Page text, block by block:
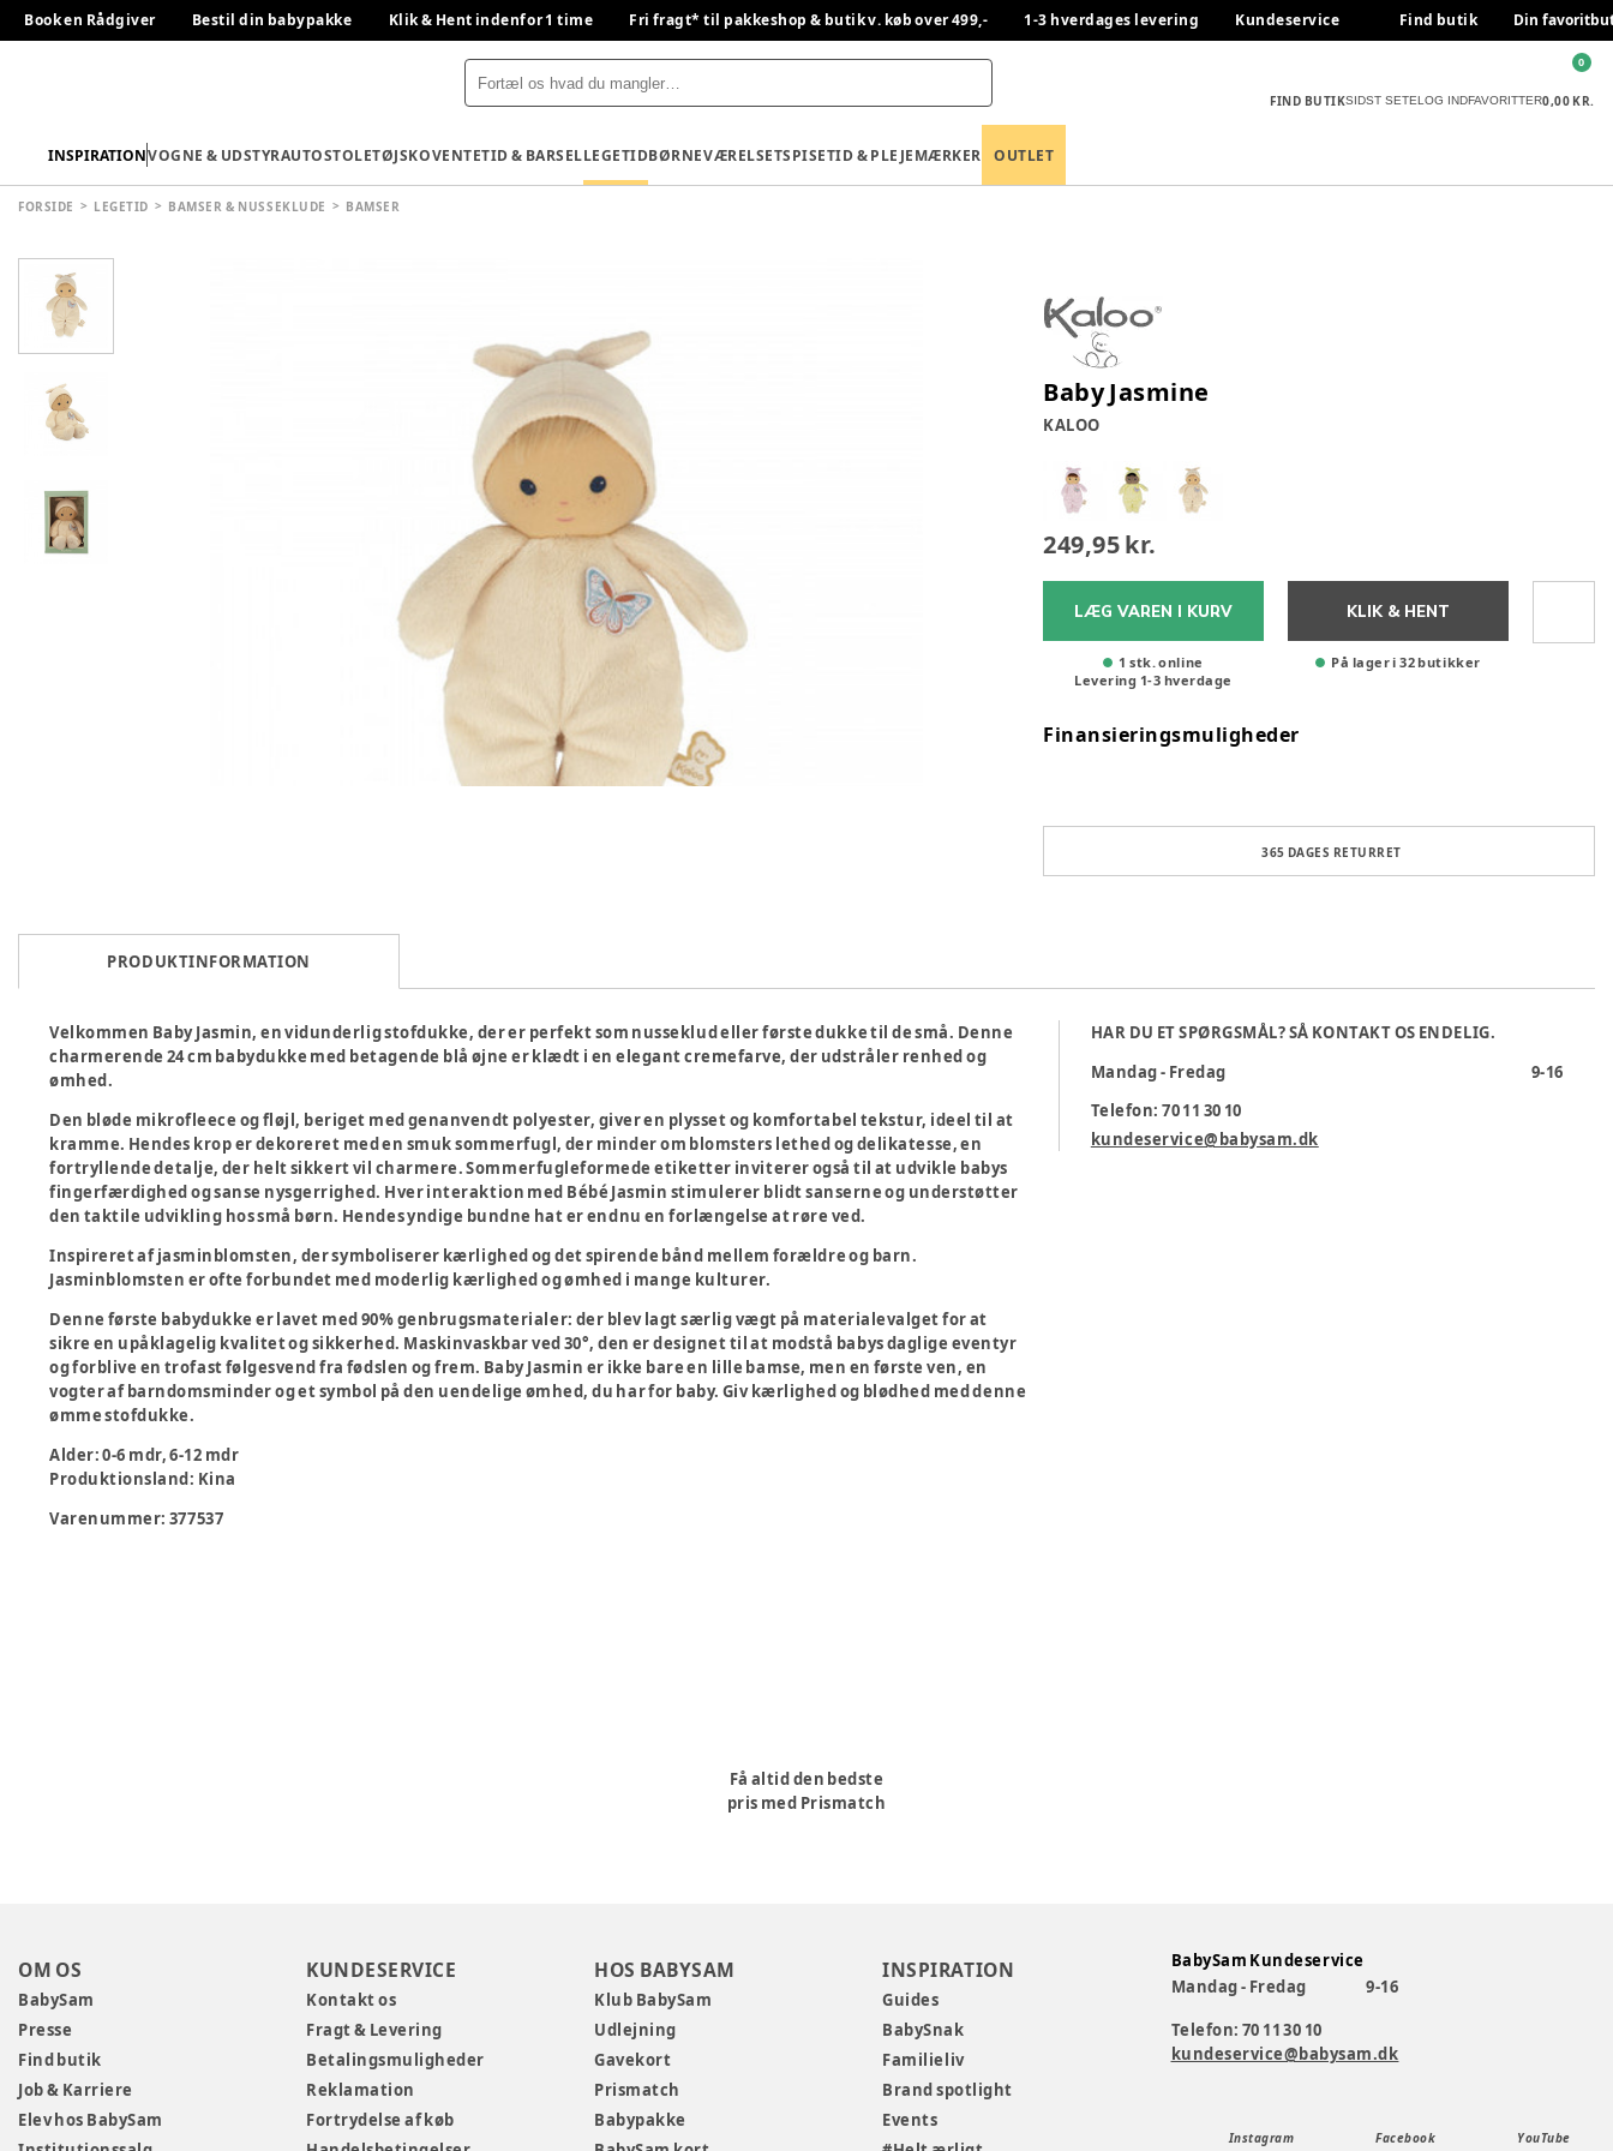
Book en Rådgiver Bestil din babypakke Klik & Hent indenfor 1 time Fri fragt* til pakkeshop & butik v. køb over 499,- 1-3 hverdages levering Kundeservice Find butik Din
FIND BUTIKSIDST SETELOG INDFAVORITTER0,00 KR.
0
INSPIRATIONVOGNE & UDSTYRAUTOSTOLETØJSKOVENTETID & BARSELLEGETIDBØRNEVÆRELSETSPISETID & PLEJEMÆRKER OUTLET
FORSIDE LEGETID BAMSER & NUSSEKLUDE BAMSER
Baby Jasmine
KALOO
249,95 kr.
LÆG VAREN I KURV
1 stk. online
Levering 1-3 hverdage
KLIK & HENT
På lager i 32 butikker
Finansieringsmuligheder
365 DAGES RETURRET
PRODUKTINFORMATION
Velkommen Baby Jasmin, en vidunderlig stofdukke, der er perfekt som nusseklud eller første dukke til de små. Denne
charmerende 24 cm babydukke med betagende blå øjne er klædt i en elegant cremefarve, der udstråler renhed og
ømhed.
Den bløde mikrofleece og fløjl, beriget med genanvendt polyester, giver en plysset og komfortabel tekstur, ideel til at
kramme. Hendes krop er dekoreret med en smuk sommerfugl, der minder om blomsters lethed og delikatesse, en
fortryllende detalje, der helt sikkert vil charmere. Sommerfugleformede etiketter inviterer også til at udvikle babys
fingerfærdighed og sanse nysgerrighed. Hver interaktion med Bébé Jasmin stimulerer blidt sanserne og understøtter
den taktile udvikling hos små børn. Hendes yndige bundne hat er endnu en forlængelse at røre ved.
Inspireret af jasminblomsten, der symboliserer kærlighed og det spirende bånd mellem forældre og barn.
Jasminblomsten er ofte forbundet med moderlig kærlighed og ømhed i mange kulturer.
Denne første babydukke er lavet med 90% genbrugsmaterialer: der blev lagt særlig vægt på materialevalget for at
sikre en upåklagelig kvalitet og sikkerhed. Maskinvaskbar ved 30°, den er designet til at modstå babys daglige eventyr
og forblive en trofast følgesvend fra fødslen og frem. Baby Jasmin er ikke bare en lille bamse, men en første ven, en
vogter af barndomsminder og et symbol på den uendelige ømhed, du har for baby. Giv kærlighed og blødhed med denne
ømme stofdukke.
Alder:0-6 mdr, 6-12 mdr
Produktionsland: Kina
Varenummer: 377537
HAR DU ET SPØRGSMÅL? SÅ KONTAKT OS ENDELIG.
Mandag - Fredag
9-16
Telefon: 70 11 30 10
kundeservice@babysam.dk
Få altid den bedste
pris med Prismatch
OM OS
BabySam
Presse
Find butik
Job & Karriere
Elev hos BabySam
KUNDESERVICE
Kontakt os
Fragt & Levering
Betalingsmuligheder
Reklamation
Fortrydelse af køb
HOS BABYSAM
Klub BabySam
Udlejning
Gavekort
Prismatch
Babypakke
INSPIRATION
Guides
BabySnak
Familieliv
Brand spotlight
Events
BabySam Kundeservice
Mandag - Fredag
9-16
Telefon: 70 11 30 10
kundeservice@babysam.dk
Instagram Facebook YouTube